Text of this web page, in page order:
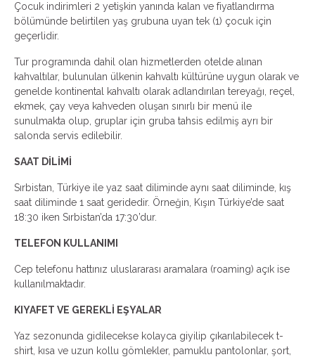
Çocuk indirimleri 2 yetişkin yanında kalan ve fiyatlandırma
bölümünde belirtilen yaş grubuna uyan tek (1) çocuk için
geçerlidir.
Tur programında dahil olan hizmetlerden otelde alınan
kahvaltılar, bulunulan ülkenin kahvaltı kültürüne uygun olarak ve
genelde kontinental kahvaltı olarak adlandırılan tereyağı, reçel,
ekmek, çay veya kahveden oluşan sınırlı bir menü ile
sunulmakta olup, gruplar için gruba tahsis edilmiş ayrı bir
salonda servis edilebilir.
SAAT DİLİMİ
Sırbistan, Türkiye ile yaz saat diliminde aynı saat diliminde, kış
saat diliminde 1 saat geridedir. Örneğin, Kışın Türkiye’de saat
18:30 iken Sırbistan’da 17:30’dur.
TELEFON KULLANIMI
Cep telefonu hattınız uluslararası aramalara (roaming) açık ise
kullanılmaktadır.
KIYAFET VE GEREKLİ EŞYALAR
Yaz sezonunda gidilecekse kolayca giyilip çıkarılabilecek t-
shirt, kısa ve uzun kollu gömlekler, pamuklu pantolonlar, şort,